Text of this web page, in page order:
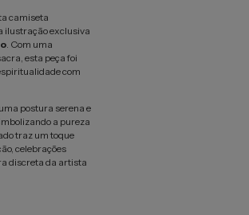
camiseta
ilustração exclusiva
. Com uma
esta peça foi
com
postura serena e
a pureza
traz um toque
celebrações
discreta da artista